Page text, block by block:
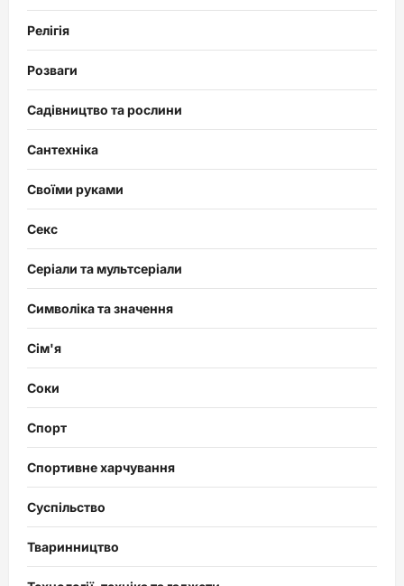
Релігія
Розваги
Садівництво та рослини
Сантехніка
Своїми руками
Секс
Серіали та мультсеріали
Символіка та значення
Сім'я
Соки
Спорт
Спортивне харчування
Суспільство
Тваринництво